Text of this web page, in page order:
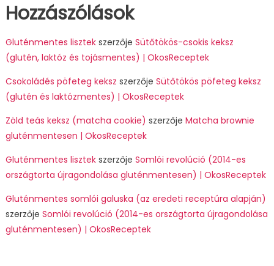
Hozzászólások
Gluténmentes lisztekszerzője Sütőtökös-csokis keksz
(glutén, laktóz és tojásmentes) | OkosReceptek
Csokoládés pöfeteg keksz szerzője Sütőtökös pöfeteg keksz
(glutén és laktózmentes) | OkosReceptek
Zöld teás keksz (matcha cookie) szerzője Matcha brownie
gluténmentesen | OkosReceptek
Gluténmentes lisztekszerzője Somlói revolúció (2014-es
országtorta újragondolása gluténmentesen) | OkosReceptek
Gluténmentes somlói galuska (az eredeti receptúra alapján)
szerzője Somlói revolúció (2014-es országtorta újragondolása
gluténmentesen) | OkosReceptek